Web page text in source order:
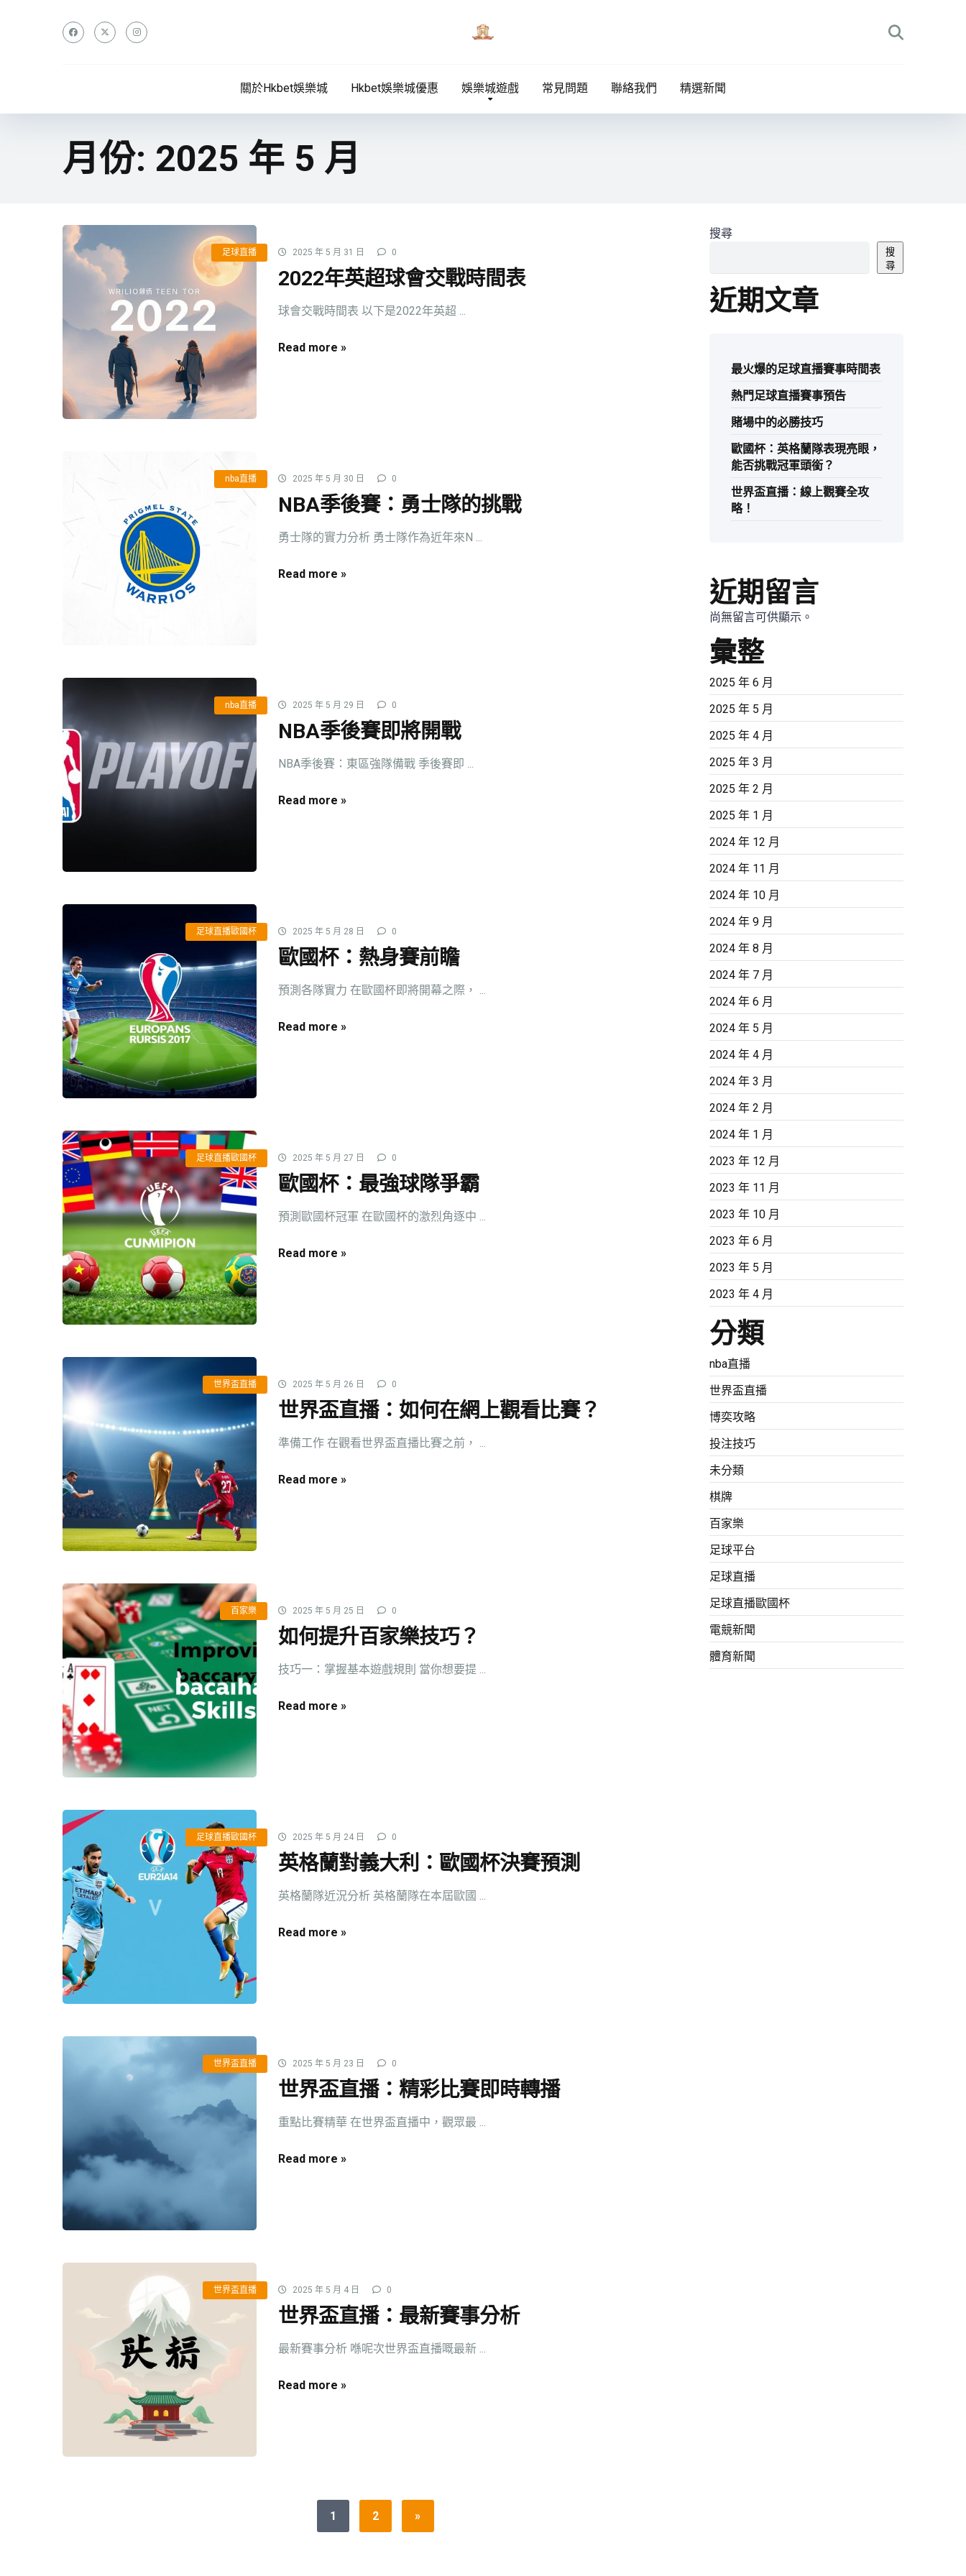
關於Hkbet娛樂城 Hkbet娛樂城優惠 娛樂城遊戲 常見問題 聯絡我們 精選新聞
月份: 2025 年 5 月
足球直播 2025 年 5 月 31 日 0
2022年英超球會交戰時間表
球會交戰時間表 以下是2022年英超 ...
Read more »
nba直播 2025 年 5 月 30 日 0
NBA季後賽：勇士隊的挑戰
勇士隊的實力分析 勇士隊作為近年來N ...
Read more »
nba直播 2025 年 5 月 29 日 0
NBA季後賽即將開戰
NBA季後賽：東區強隊備戰 季後賽即 ...
Read more »
足球直播歐國杯 2025 年 5 月 28 日 0
歐國杯：熱身賽前瞻
預測各隊實力 在歐國杯即將開幕之際， ...
Read more »
足球直播歐國杯 2025 年 5 月 27 日 0
歐國杯：最強球隊爭霸
預測歐國杯冠軍 在歐國杯的激烈角逐中 ...
Read more »
世界盃直播 2025 年 5 月 26 日 0
世界盃直播：如何在網上觀看比賽？
準備工作 在觀看世界盃直播比賽之前， ...
Read more »
百家樂 2025 年 5 月 25 日 0
如何提升百家樂技巧？
技巧一：掌握基本遊戲規則 當你想要提 ...
Read more »
足球直播歐國杯 2025 年 5 月 24 日 0
英格蘭對義大利：歐國杯決賽預測
英格蘭隊近況分析 英格蘭隊在本屆歐國 ...
Read more »
世界盃直播 2025 年 5 月 23 日 0
世界盃直播：精彩比賽即時轉播
重點比賽精華 在世界盃直播中，觀眾最 ...
Read more »
世界盃直播 2025 年 5 月 4 日 0
世界盃直播：最新賽事分析
最新賽事分析 喺呢次世界盃直播嘅最新 ...
Read more »
1 2 »
搜尋
搜
尋
近期文章
最火爆的足球直播賽事時間表
熱門足球直播賽事預告
賭場中的必勝技巧
歐國杯：英格蘭隊表現亮眼，
能否挑戰冠軍頭銜？
世界盃直播：線上觀賽全攻
略！
近期留言
尚無留言可供顯示。
彙整
2025 年 6 月
2025 年 5 月
2025 年 4 月
2025 年 3 月
2025 年 2 月
2025 年 1 月
2024 年 12 月
2024 年 11 月
2024 年 10 月
2024 年 9 月
2024 年 8 月
2024 年 7 月
2024 年 6 月
2024 年 5 月
2024 年 4 月
2024 年 3 月
2024 年 2 月
2024 年 1 月
2023 年 12 月
2023 年 11 月
2023 年 10 月
2023 年 6 月
2023 年 5 月
2023 年 4 月
分類
nba直播
世界盃直播
博奕攻略
投注技巧
未分類
棋牌
百家樂
足球平台
足球直播
足球直播歐國杯
電競新聞
體育新聞